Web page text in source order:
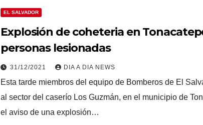
EL SALVADOR
Explosión de coheteria en
personas lesionadas
31/12/2021 DIA A DIA NEWS
Esta tarde miembros del equipo de Bomberos de El
al sector del caserío Los Guzmán, en el municipio de
el aviso de una explosión…